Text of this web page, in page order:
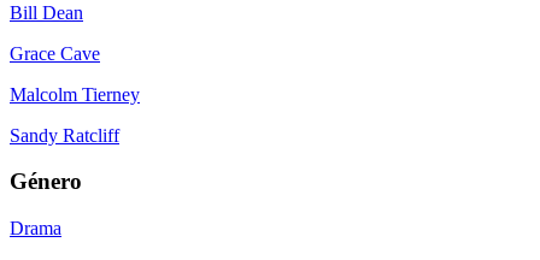
Bill Dean
Grace Cave
Malcolm Tierney
Sandy Ratcliff
Género
Drama